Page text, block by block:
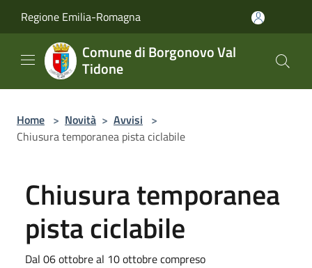
Regione Emilia-Romagna
Comune di Borgonovo Val
Tidone
Home > Novità > Avvisi >
Chiusura temporanea pista ciclabile
Chiusura temporanea
pista ciclabile
Dal 06 ottobre al 10 ottobre compreso